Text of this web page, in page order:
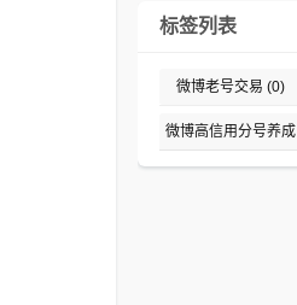
标签列表
微博老号交易 (0)
微博高信用分号养成
(0)